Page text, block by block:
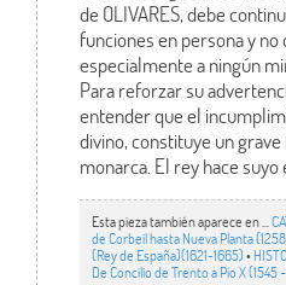
de OLIVARES, debe
funciones en persona y
especialmente a ningún
Para reforzar su
entender que el
divino, constituye un
monarca. El rey hace suyo
Esta pieza también aparece en ...
de Corbeil hasta Nueva Planta
(Rey de España)(1621-1665)•
De Concilio de Trento a Pío X (1545